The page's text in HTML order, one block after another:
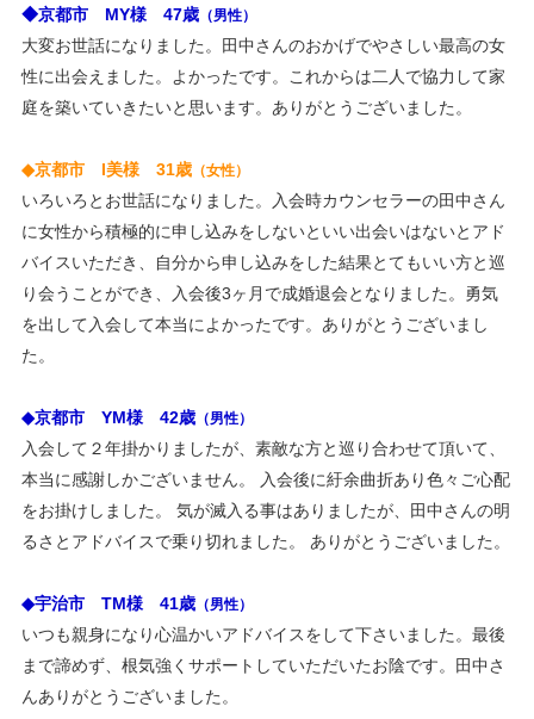
すように❣
2021/12/13 「冬の婚活応援・無料キャンペーン」を掲載し
ました。
2021/11/03 ・ブログ更新 ＜ご成婚おめでとうございます
2021/09/10 「秋の婚活応援・無料キャンペーン」を掲載し
ました。
2021/08/12 ・ブログ更新 ＜婚活は、期間を定めましょ
う！＞
2021/08/08 お盆休暇： 8/13（金）～ 8/15（日）
2021/07/21 ・ブログ更新 ＜結婚が決まりやすい人＞
2021/07/15 ・ブログ更新 ＜お見合いの心得＞
＞
2021/06/10 「夏の婚活応援・無料キャンペーン」を掲載し
ました。
2021/05/24 ・ブログ更新 ＜結婚ができないのは何故？①
＞
＞
2021/04/07 ・ブログ更新 ＜結婚したいと思える異性の特
徴＞
2021/03/30 ・ブログ更新 ＜～桜、満開～＞
◆京都市 MY様 47歳（男性）
大変お世話になりました。田中さんのおかげでやさしい最高の女
性に出会えました。よかったです。これからは二人で協力して家
庭を築いていきたいと思います。ありがとうございました。
◆京都市 I美様 31歳（女性）
いろいろとお世話になりました。入会時カウンセラーの田中さん
に女性から積極的に申し込みをしないといい出会いはないとアド
バイスいただき、自分から申し込みをした結果とてもいい方と巡
り会うことができ、入会後3ヶ月で成婚退会となりました。勇気
を出して入会して本当によかったです。ありがとうございまし
た。
◆京都市 YM様 42歳（男性）
入会して２年掛かりましたが、素敵な方と巡り合わせて頂いて、
本当に感謝しかございません。 入会後に紆余曲折あり色々ご心配
をお掛けしました。 気が滅入る事はありましたが、田中さんの明
るさとアドバイスで乗り切れました。 ありがとうございました。
◆宇治市 TM様 41歳（男性）
いつも親身になり心温かいアドバイスをして下さいました。最後
まで諦めず、根気強くサポートしていただいたお陰です。田中さ
んありがとうございました。